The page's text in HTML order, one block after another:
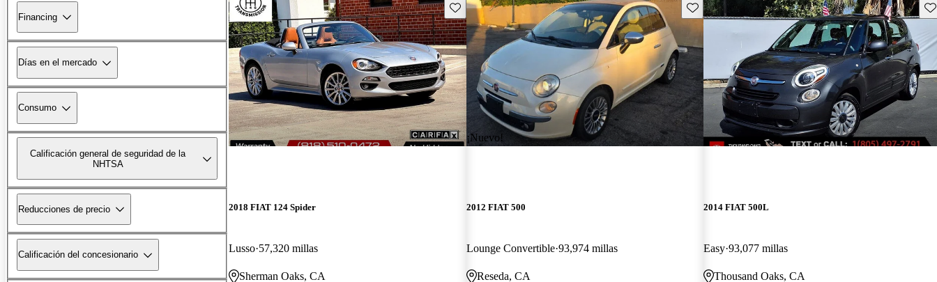
Financing
Días en el mercado
Consumo
Calificación general de seguridad de la
NHTSA
Reducciones de precio
Calificación del concesionario
Guarda este Aviso
2018 FIAT 124 Spider
Lusso 57,320 millas
Sherman Oaks, CA
¡Nuevo!
Guarda este Aviso
2012 FIAT 500
Lounge Convertible 93,974 millas
Reseda, CA
2014 FIAT 500L
Easy 93,077 millas
Thousand Oaks, CA